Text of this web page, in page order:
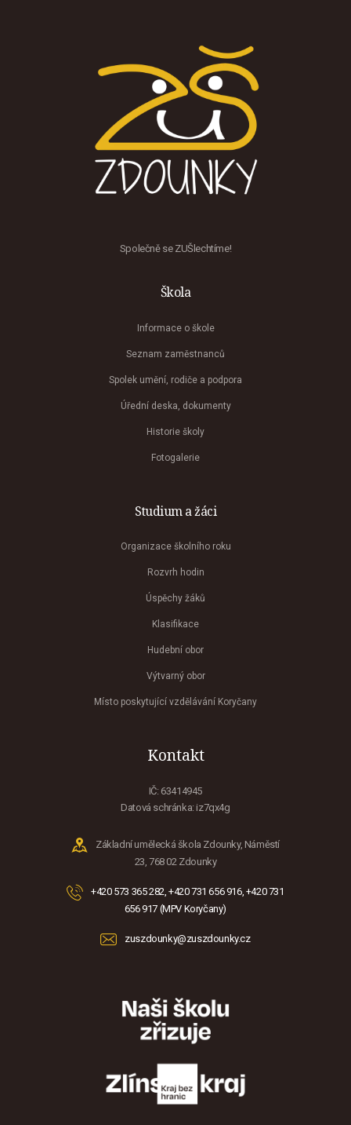
Společně se ZUŠlechtíme!
Škola
Informace o škole
Seznam zaměstnanců
Spolek umění, rodiče a podpora
Úřední deska, dokumenty
Historie školy
Fotogalerie
Studium a žáci
Organizace školního roku
Rozvrh hodin
Úspěchy žáků
Klasifikace
Hudební obor
Výtvarný obor
Místo poskytující vzdělávání Koryčany
Kontakt
IČ: 63414945
Datová schránka: iz7qx4g
Základní umělecká škola Zdounky, Náměstí
23, 768 02 Zdounky
+420 573 365 282, +420 731 656 916, +420 731
656 917 (MPV Koryčany)
zuszdounky@zuszdounky.cz